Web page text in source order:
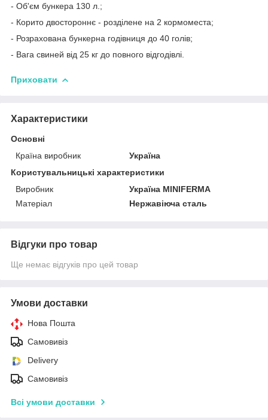
- Об'єм бункера 130 л.;
- Корито двостороннє - розділене на 2 кормоместа;
- Розрахована бункерна годівниця до 40 голів;
- Вага свиней від 25 кг до повного відгодівлі.
Приховати
Характеристики
Основні
Країна виробник
Україна
Користувальницькі характеристики
Виробник
Україна MINIFERMA
Матеріал
Нержавіюча сталь
Відгуки про товар
Ще немає відгуків про цей товар
Умови доставки
Нова Пошта
Самовивіз
Delivery
Самовивіз
Всі умови доставки